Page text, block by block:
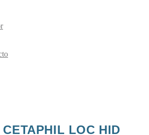
LOC HID